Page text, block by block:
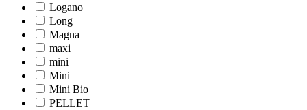
Logano
Long
Magna
maxi
mini
Mini
Mini Bio
PELLET